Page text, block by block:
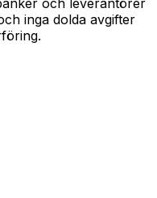
inga dolda avgifter